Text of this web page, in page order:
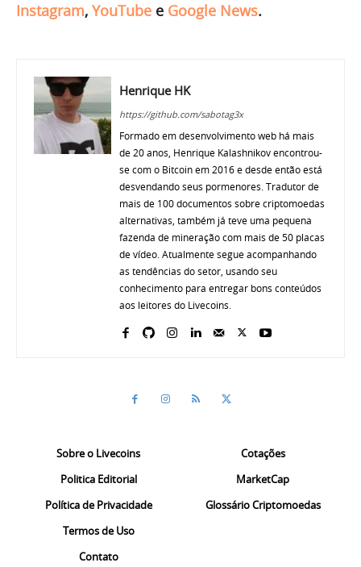
Instagram, YouTube e Google News.
Henrique HK
https://github.com/sabotag3x
Formado em desenvolvimento web há mais
de 20 anos, Henrique Kalashnikov encontrou-
se com o Bitcoin em 2016 e desde então está
desvendando seus pormenores. Tradutor de
mais de 100 documentos sobre criptomoedas
alternativas, também já teve uma pequena
fazenda de mineração com mais de 50 placas
de vídeo. Atualmente segue acompanhando
as tendências do setor, usando seu
conhecimento para entregar bons conteúdos
aos leitores do Livecoins.
Sobre o Livecoins
Politica Editorial
Política de Privacidade
Termos de Uso
Contato
Cotações
MarketCap
Glossário Criptomoedas